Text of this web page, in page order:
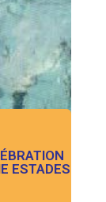
ESTADES